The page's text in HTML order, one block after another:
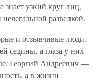
узкий круг лиц,
разведкой.
и отзывчивые люди.
седины, а глаза у них
Георгий Андреевич —
а в жизни